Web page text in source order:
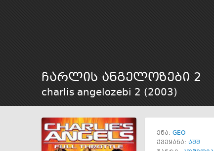
ჩარლის ანგელოზები 2
charlis angelozebi 2 (2003)
ენა: GEO
ქვეყანა: აშშ